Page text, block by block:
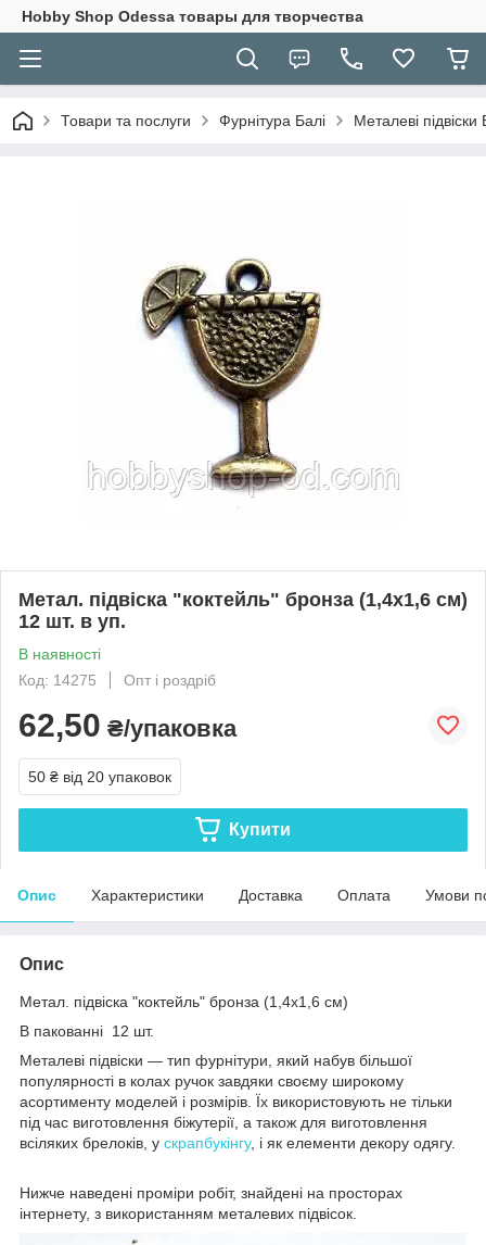
Hobbу Shop Odessa товары для творчества
Товари та послуги Фурнітура Балі Металеві підвіски
Метал. підвіска "коктейль" бронза (1,4х1,6 см)
12 шт. в уп.
В наявності
Код: 14275
Опт і роздріб
62,50 ₴/упаковка
50 ₴ від 20 упаковок
Купити
Опис Характеристики Доставка Оплата Умови
Опис
Метал. підвіска "коктейль" бронза (1,4х1,6 см)
В пакованні 12 шт.
Металеві підвіски — тип фурнітури, який набув більшої
популярності в колах ручок завдяки своєму широкому
асортименту моделей і розмірів. Їх використовують не тільки
під час виготовлення біжутерії, а також для виготовлення
всіляких брелоків, у скрапбукінгу, і як елементи декору одягу.
Нижче наведені проміри робіт, знайдені на просторах
інтернету, з використанням металевих підвісок.